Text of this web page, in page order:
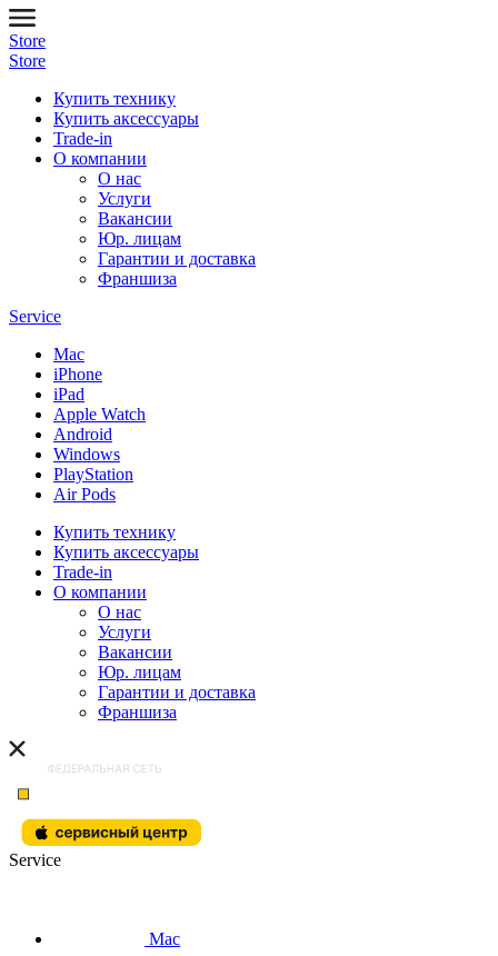
Store
Store
Купить технику
Купить аксессуары
Trade-in
О компании
О нас
Услуги
Вакансии
Юр. лицам
Гарантии и доставка
Франшиза
Service
Mac
iPhone
iPad
Apple Watch
Android
Windows
PlayStation
Air Pods
Купить технику
Купить аксессуары
Trade-in
О компании
О нас
Услуги
Вакансии
Юр. лицам
Гарантии и доставка
Франшиза
Service
Mac